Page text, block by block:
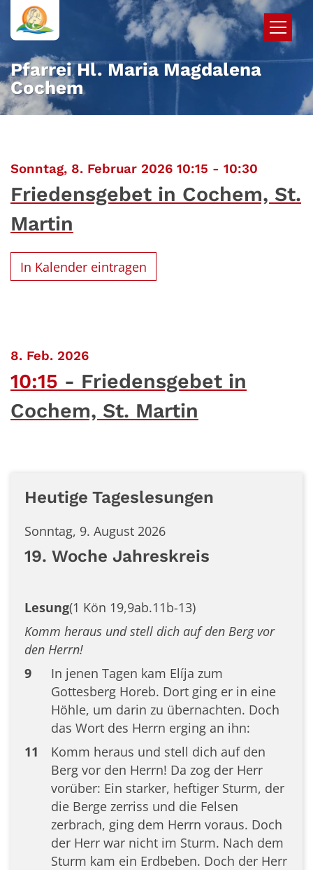
Zum Inhalt springen
Pfarrei Hl. Maria Magdalena
Cochem
Sonntag, 8. Februar 2026 10:15 - 10:30
Friedensgebet in Cochem, St.
Martin
In Kalender eintragen
8. Feb. 2026:
10:15
Friedensgebet in
Cochem, St. Martin
Heutige Tageslesungen
Sonntag, 9. August 2026
19. Woche Jahreskreis
Lesung(1 Kön 19,9ab.11b-13)
Komm heraus und stell dich auf den Berg vor
den Herrn!
9
In jenen Tagen kam Elíja zum
Gottesberg Horeb. Dort ging er in eine
Höhle, um darin zu übernachten. Doch
das Wort des Herrn erging an ihn:
11
Komm heraus und stell dich auf den
Berg vor den Herrn! Da zog der Herr
vorüber: Ein starker, heftiger Sturm, der
die Berge zerriss und die Felsen
zerbrach, ging dem Herrn voraus. Doch
der Herr war nicht im Sturm. Nach dem
Sturm kam ein Erdbeben. Doch der Herr